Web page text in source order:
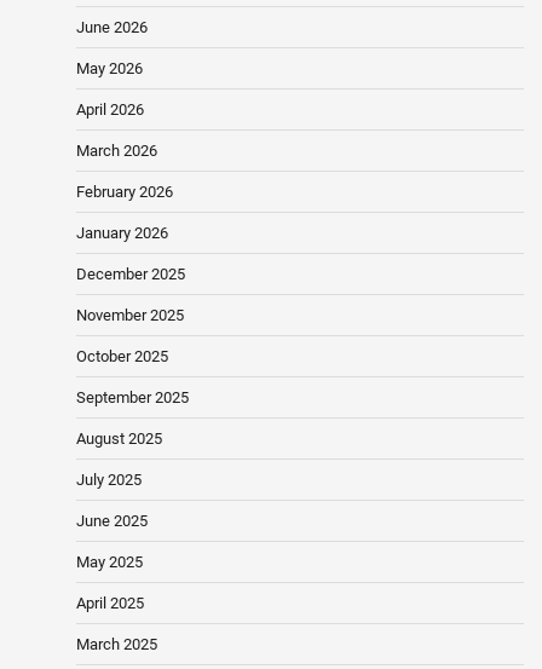
June 2026
May 2026
April 2026
March 2026
February 2026
January 2026
December 2025
November 2025
October 2025
September 2025
August 2025
July 2025
June 2025
May 2025
April 2025
March 2025